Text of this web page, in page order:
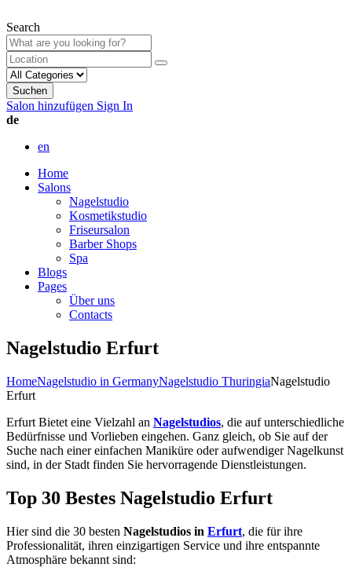
Search
Suchen
Salon hinzufügen Sign In
de
en
Home
Salons
Nagelstudio
Kosmetikstudio
Friseursalon
Barber Shops
Spa
Blogs
Pages
Über uns
Contacts
Nagelstudio Erfurt
HomeNagelstudio in GermanyNagelstudio ThuringiaNagelstudio
Erfurt
Erfurt Bietet eine Vielzahl an Nagelstudios, die auf unterschiedliche
Bedürfnisse und Vorlieben eingehen. Ganz gleich, ob Sie auf der
Suche nach einer einfachen Maniküre oder aufwendiger Nagelkunst
sind, in der Stadt finden Sie hervorragende Dienstleistungen.
Top 30 Bestes Nagelstudio Erfurt
Hier sind die 30 besten Nagelstudios in Erfurt, die für ihre
Professionalität, ihren einzigartigen Service und ihre entspannte
Atmosphäre bekannt sind: